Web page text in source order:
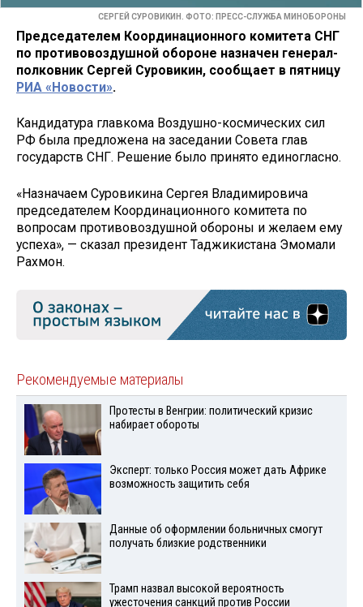
СЕРГЕЙ СУРОВИКИН. ФОТО: ПРЕСС-СЛУЖБА МИНОБОРОНЫ
Председателем Координационного комитета СНГ
по противовоздушной обороне назначен генерал-
полковник Сергей Суровикин, сообщает в пятницу
РИА «Новости».
Кандидатура главкома Воздушно-космических сил
РФ была предложена на заседании Совета глав
государств СНГ. Решение было принято единогласно.
«Назначаем Суровикина Сергея Владимировича
председателем Координационного комитета по
вопросам противовоздушной обороны и желаем ему
успеха», — сказал президент Таджикистана Эмомали
Рахмон.
Рекомендуемые материалы
Протесты в Венгрии: политический кризис
набирает обороты
Эксперт: только Россия может дать Африке
возможность защитить себя
Данные об оформлении больничных смогут
получать близкие родственники
Трамп назвал высокой вероятность
ужесточения санкций против России